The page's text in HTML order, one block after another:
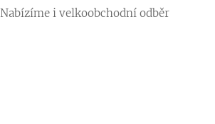
Nabízíme i velkoobchodní odběr